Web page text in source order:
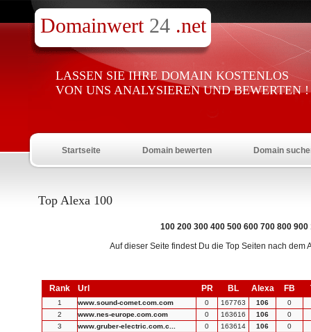
Domainwert 24 .net
LASSEN SIE IHRE DOMAIN KOSTENLOS
VON UNS ANALYSIEREN UND BEWERTEN !
Startseite Domain bewerten Domain
Top Alexa 100
100 200 300 400 500 600 700 800 900
Auf dieser Seite findest Du die Top Seiten nach dem
Rank Url PR BL Alexa FB
1 www.sound-comet.com.com 0 167763 106
0
2
www.nes-europe.com.com 0 163616 106
0
3
www.gruber-electric.com.c... 0 163614 106
0